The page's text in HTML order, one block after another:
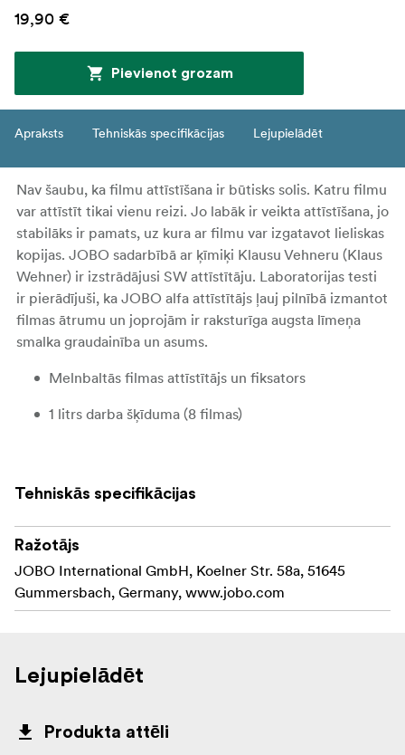
19,90 €
Pievienot grozam
Apraksts Tehniskās specifikācijas Lejupielādēt
Nav šaubu, ka filmu attīstīšana ir būtisks solis. Katru filmu
var attīstīt tikai vienu reizi. Jo labāk ir veikta attīstīšana, jo
stabilāks ir pamats, uz kura ar filmu var izgatavot lieliskas
kopijas. JOBO sadarbībā ar ķīmiķi Klausu Vehneru (Klaus
Wehner) ir izstrādājusi SW attīstītāju. Laboratorijas testi
ir pierādījuši, ka JOBO alfa attīstītājs ļauj pilnībā izmantot
filmas ātrumu un joprojām ir raksturīga augsta līmeņa
smalka graudainība un asums.
Melnbaltās filmas attīstītājs un fiksators
1 litrs darba šķīduma (8 filmas)
visaugstākajām prasībām
Tehniskās specifikācijas
Ražotājs
JOBO International GmbH, Koelner Str. 58a, 51645
Gummersbach, Germany, www.jobo.com
Lejupielādēt
Produkta attēli